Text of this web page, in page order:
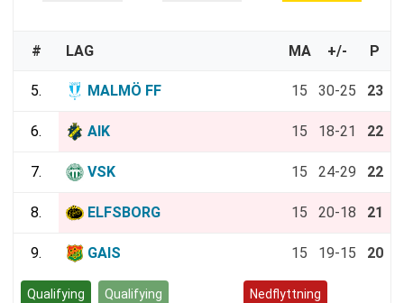
# LAG MA +/- P
5. MALMÖ FF 15 30-25 23
6. AIK 15 18-21 22
7. VSK 15 24-29 22
8. ELFSBORG 15 20-18 21
9. GAIS 15 19-15 20
Qualifying Qualifying Nedflyttning